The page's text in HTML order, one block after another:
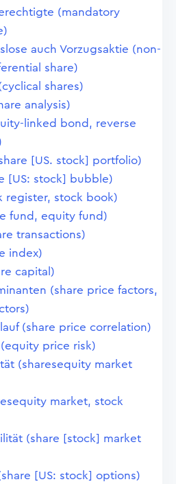
(mandatory
auch Vorzugsaktie (non-
share)
shares)
analysis)
linked bond, reverse
[US. stock] portfolio)
[US: stock] bubble)
register, stock book)
fund, equity fund)
transactions)
index)
capital)
(share price factors,
(share price correlation)
price risk)
(sharesequity market
market, stock
(share [stock] market
[US: stock] options)